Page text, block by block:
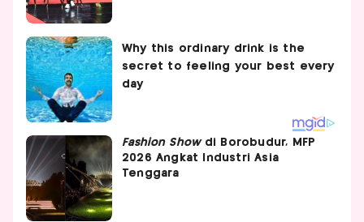
Fashion Showdi Borobudur, MFP
2026 Angkat Industri Asia
Tenggara